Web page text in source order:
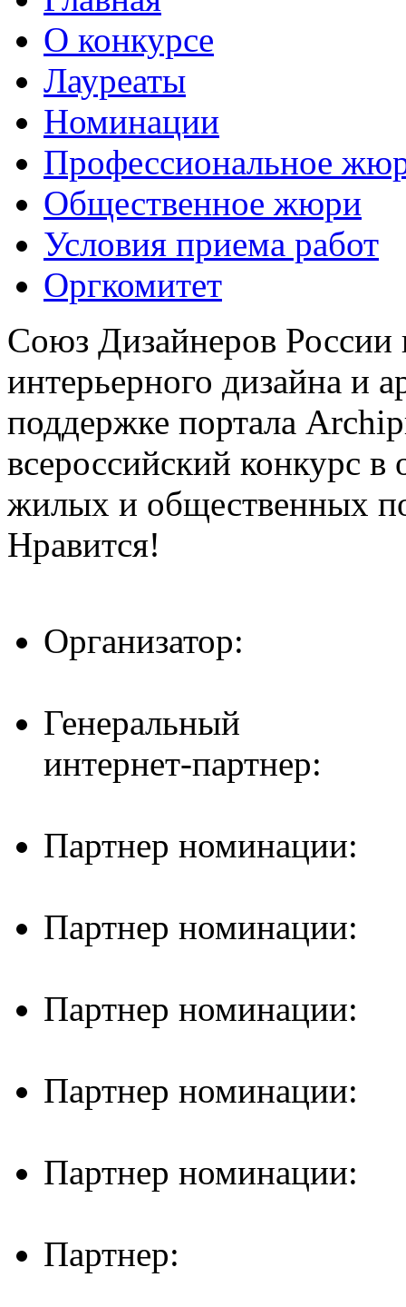
О конкурсе
Лауреаты
Номинации
Профессиональное
Общественное жюри
Условия приема работ
Оргкомитет
Союз Дизайнеров России
интерьерного дизайна и
поддержке портала
всероссийский конкурс в
жилых и общественных
Нравится!
Организатор:
Генеральный
интернет-партнер:
Партнер номинации:
Партнер номинации:
Партнер номинации:
Партнер номинации:
Партнер номинации:
Партнер: